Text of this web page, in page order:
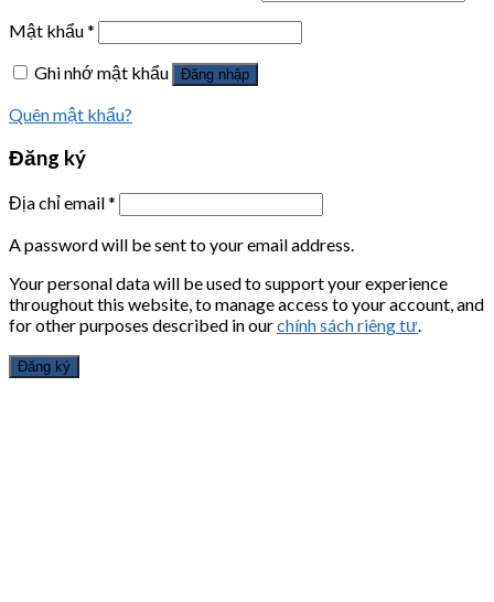
Mật khẩu*
Ghi nhớ mật khẩu
Đăng nhập
Quên mật khẩu?
Đăng ký
Địa chỉ email*
A password will be sent to your email address.
Your personal data will be used to support your experience
throughout this website, to manage access to your account, and
for other purposes described in ourchính sách riêng tư.
Đăng ký